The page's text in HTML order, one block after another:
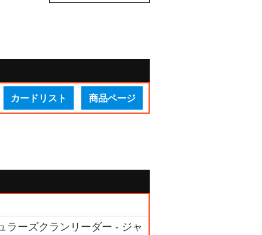
カードリスト 商品ページ
ラーズクランリーダー - ジャ